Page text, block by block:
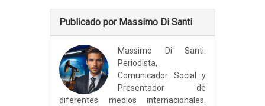
Publicado por Massimo Di Santi
Massimo Di Santi.
Periodista,
Comunicador Social y
Presentador de
diferentes medios internacionales.